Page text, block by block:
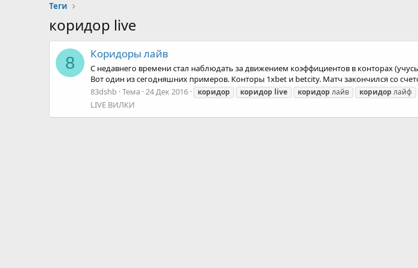
Теги
коридор live
8 Коридоры лайв
С недавнего времени стал наблюдать за движением коэффициентов в конторах
Вот один из сегодняшних примеров. Конторы 1xbet и betcity. Матч закончился со
83dshb Тема 24 Дек 2016 коридор коридор live коридор лайв коридор лайф
LIVE ВИЛКИ